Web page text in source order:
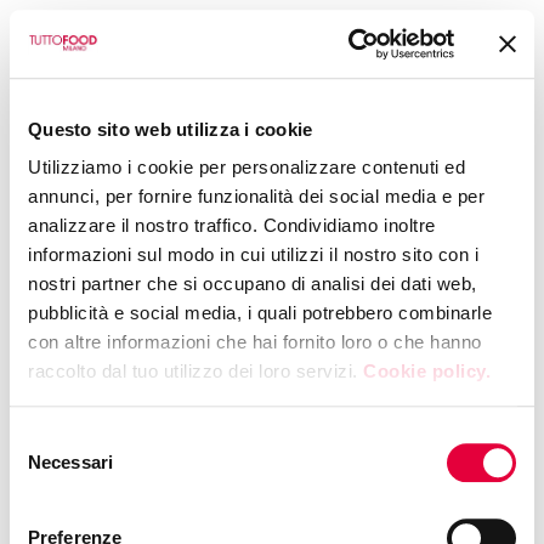
Questo sito web utilizza i cookie
Utilizziamo i cookie per personalizzare contenuti ed
annunci, per fornire funzionalità dei social media e per
analizzare il nostro traffico. Condividiamo inoltre
informazioni sul modo in cui utilizzi il nostro sito con i
nostri partner che si occupano di analisi dei dati web,
pubblicità e social media, i quali potrebbero combinarle
con altre informazioni che hai fornito loro o che hanno
raccolto dal tuo utilizzo dei loro servizi. Cookie policy.
delNecessari
Preferenze
Show Cooking -
Nieddittas Pronte:
shelled and
precooked mussels
Hall 4 - Booth L16
Nieddittas Pronte: shelled and precooked mussels meet